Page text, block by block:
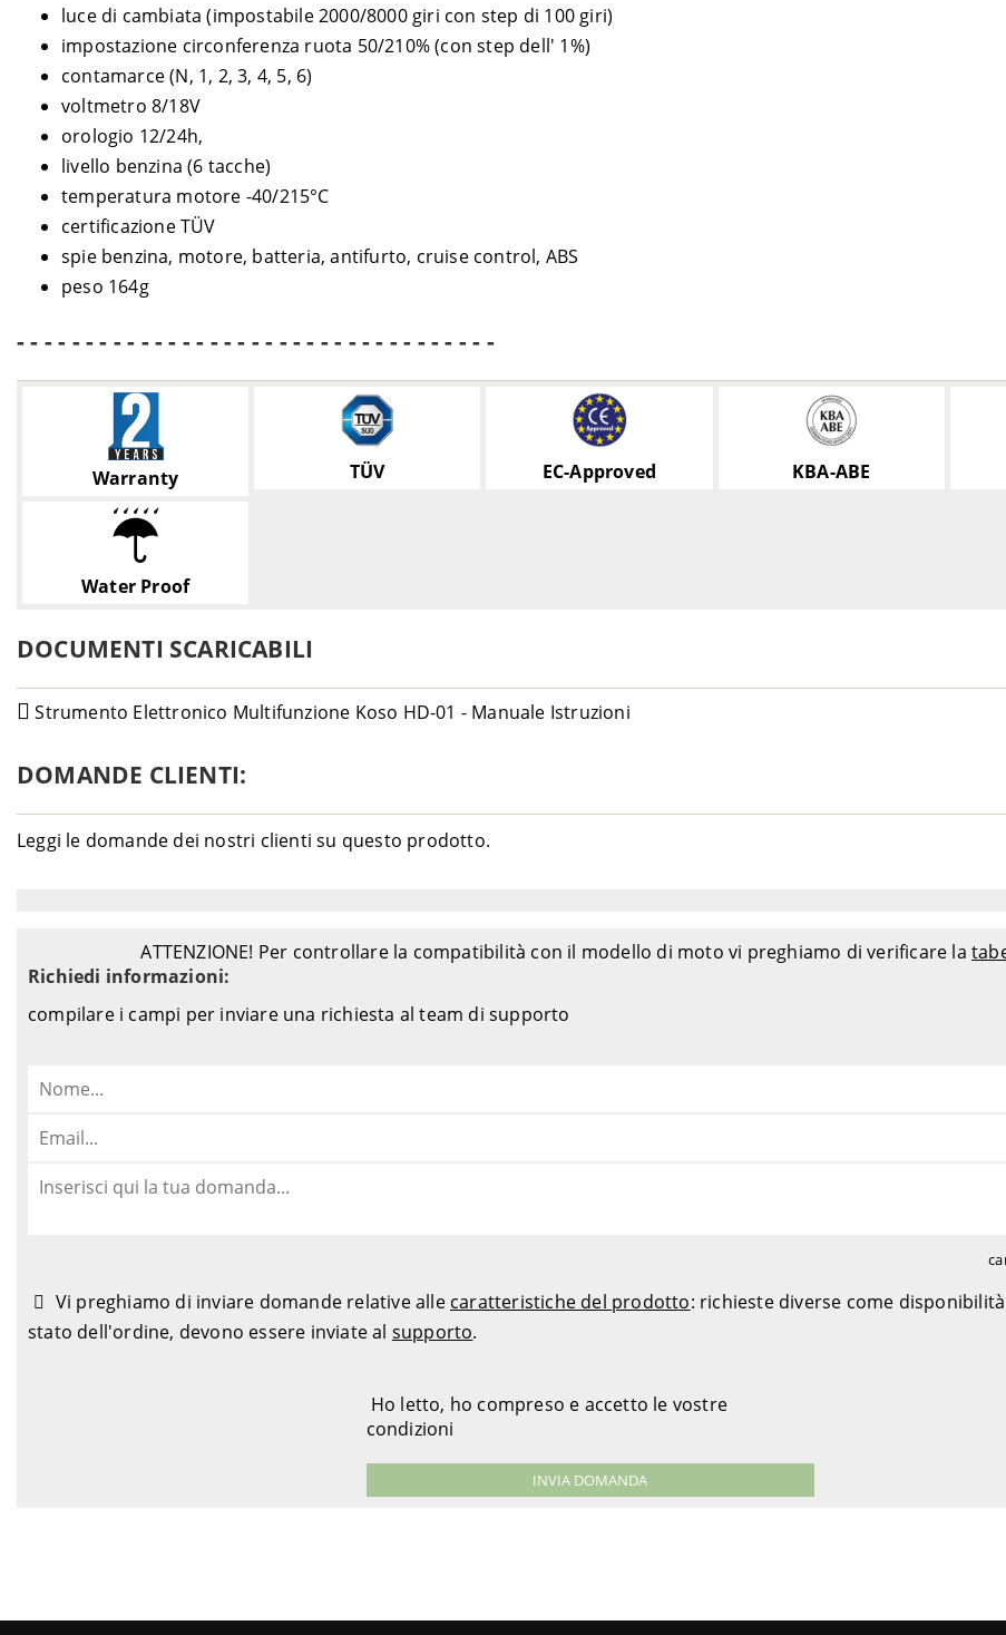
luce di cambiata (impostabile 2000/8000 giri con step di 100 giri)
impostazione circonferenza ruota 50/210% (con step dell' 1%)
contamarce (N, 1, 2, 3, 4, 5, 6)
voltmetro 8/18V
orologio 12/24h,
livello benzina (6 tacche)
temperatura motore -40/215°C
certificazione TÜV
spie benzina, motore, batteria, antifurto, cruise control, ABS
peso 164g
- - - - - - - - - - - - - - - - - - - - - - - - - - - - - - - - - - -
Warranty TÜV EC-Approved KBA-ABE
Water Proof
DOCUMENTI SCARICABILI
Strumento Elettronico Multifunzione Koso HD-01 - Manuale Istruzioni
DOMANDE CLIENTI:
Leggi le domande dei nostri clienti su questo prodotto.
ATTENZIONE! Per controllare la compatibilità con il modello di moto vi preghiamo di verificare la
Richiedi informazioni:
compilare i campi per inviare una richiesta al team di supporto
Vi preghiamo di inviare domande relative alle caratteristiche del prodotto: richieste diverse come
stato dell'ordine, devono essere inviate al supporto.
Ho letto, ho compreso e accetto le vostre
condizioni